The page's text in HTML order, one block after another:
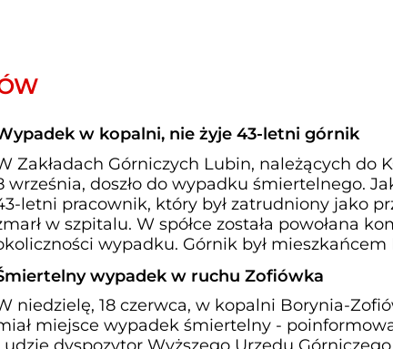
w kopalni, nie żyje 43-letni górnik
Zakładach Górniczych Lubin, należących do
września, doszło do wypadku śmiertelnego.
letni pracownik, który był zatrudniony jako
w szpitalu. W spółce została powołana
wypadku. Górnik był mieszkańcem
wypadek w ruchu Zofiówka
niedzielę, 18 czerwca, w kopalni Borynia-
miejsce wypadek śmiertelny -